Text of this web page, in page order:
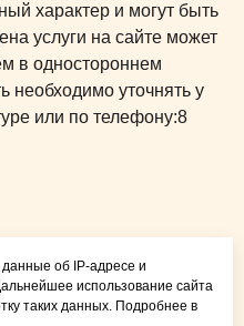
характер и могут быть
услуги на сайте может
в одностороннем
необходимо уточнять у
или по телефону:8
об IP-адресе и
использование сайта
таких данных. Подробнее в